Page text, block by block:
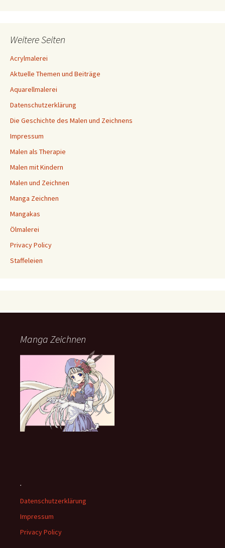
Weitere Seiten
Acrylmalerei
Aktuelle Themen und Beiträge
Aquarellmalerei
Datenschutzerklärung
Die Geschichte des Malen und Zeichnens
Impressum
Malen als Therapie
Malen mit Kindern
Malen und Zeichnen
Manga Zeichnen
Mangakas
Ölmalerei
Privacy Policy
Staffeleien
Manga Zeichnen
.
Datenschutzerklärung
Impressum
Privacy Policy